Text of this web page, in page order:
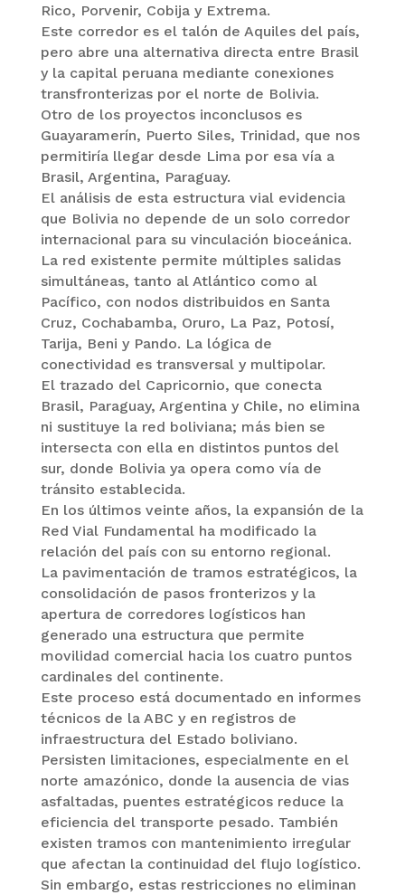
Rico, Porvenir, Cobija y Extrema.
Este corredor es el talón de Aquiles del país,
pero abre una alternativa directa entre Brasil
y la capital peruana mediante conexiones
transfronterizas por el norte de Bolivia.
Otro de los proyectos inconclusos es
Guayaramerín, Puerto Siles, Trinidad, que nos
permitiría llegar desde Lima por esa vía a
Brasil, Argentina, Paraguay.
El análisis de esta estructura vial evidencia
que Bolivia no depende de un solo corredor
internacional para su vinculación bioceánica.
La red existente permite múltiples salidas
simultáneas, tanto al Atlántico como al
Pacífico, con nodos distribuidos en Santa
Cruz, Cochabamba, Oruro, La Paz, Potosí,
Tarija, Beni y Pando. La lógica de
conectividad es transversal y multipolar.
El trazado del Capricornio, que conecta
Brasil, Paraguay, Argentina y Chile, no elimina
ni sustituye la red boliviana; más bien se
intersecta con ella en distintos puntos del
sur, donde Bolivia ya opera como vía de
tránsito establecida.
En los últimos veinte años, la expansión de la
Red Vial Fundamental ha modificado la
relación del país con su entorno regional.
La pavimentación de tramos estratégicos, la
consolidación de pasos fronterizos y la
apertura de corredores logísticos han
generado una estructura que permite
movilidad comercial hacia los cuatro puntos
cardinales del continente.
Este proceso está documentado en informes
técnicos de la ABC y en registros de
infraestructura del Estado boliviano.
Persisten limitaciones, especialmente en el
norte amazónico, donde la ausencia de vias
asfaltadas, puentes estratégicos reduce la
eficiencia del transporte pesado. También
existen tramos con mantenimiento irregular
que afectan la continuidad del flujo logístico.
Sin embargo, estas restricciones no eliminan